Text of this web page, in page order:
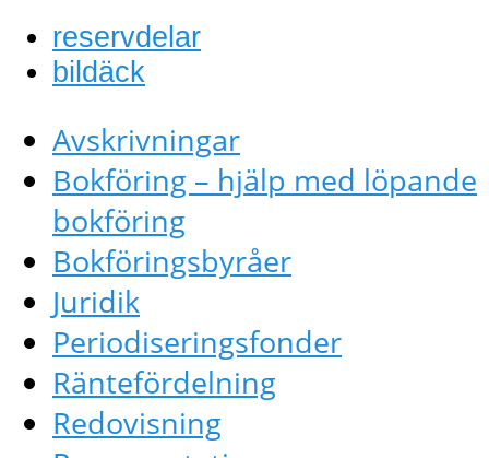
reservdelar
bildäck
Avskrivningar
Bokföring – hjälp med löpande
bokföring
Bokföringsbyråer
Juridik
Periodiseringsfonder
Räntefördelning
Redovisning